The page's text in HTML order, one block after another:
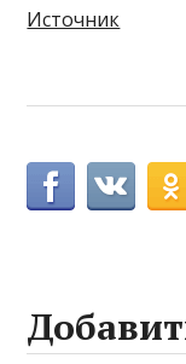
Источник